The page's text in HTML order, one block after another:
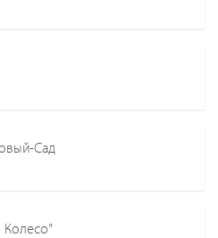
Сад
Колесо"